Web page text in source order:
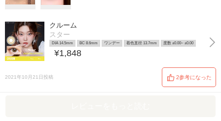
クルーム
スター
DIA 14.5mm BC 8.6mm ワンデー 着色直径 13.7mm 度数 ±0.00~ ±0.00
¥1,848
2021年10月21日投稿 2参考になった